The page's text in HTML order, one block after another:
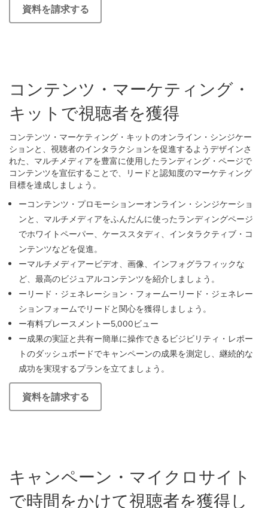
資料を請求する
コンテンツ・マーケティング・
キットで視聴者を獲得
コンテンツ・マーケティング・キットのオンライン・シンジケー
ションと、視聴者のインタラクションを促進するようデザインさ
れた、マルチメディアを豊富に使用したランディング・ページで
コンテンツを宣伝することで、リードと認知度のマーケティング
目標を達成しましょう。
ーコンテンツ・プロモーションーオンライン・シンジケーショ
ンと、マルチメディアをふんだんに使ったランディングページ
でホワイトペーパー、ケーススタディ、インタラクティブ・コ
ンテンツなどを促進。
ーマルチメディアービデオ、画像、インフォグラフィックな
ど、最高のビジュアルコンテンツを紹介しましょう。
ーリード・ジェネレーション・フォームーリード・ジェネレー
ションフォームでリードと関心を獲得しましょう。
ー有料プレースメントー5,000ビュー
ー成果の実証と共有ー簡単に操作できるビジビリティ・レポー
トのダッシュボードでキャンペーンの成果を測定し、継続的な
成功を実現するプランを立てましょう。
資料を請求する
キャンペーン・マイクロサイト
で時間をかけて視聴者を獲得し